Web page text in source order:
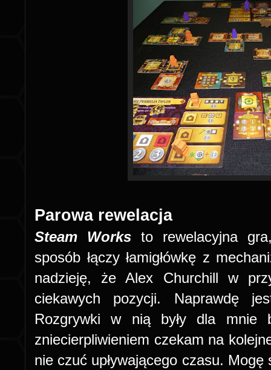
Parowa rewelacja
Steam Works to rewelacyjna
sposób łączy łamigłówkę z
nadzieję, że Alex Churchill w
ciekawych pozycji. Naprawdę
Rozgrywki w nią były dla mnie
zniecierpliwieniem czekam na
nie czuć upływającego czasu.